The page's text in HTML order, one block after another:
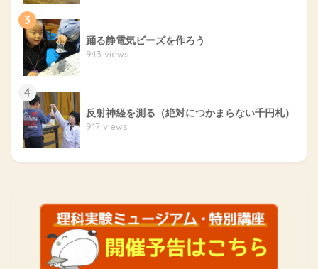
3
踊る静電気ビーズを作ろう
943 views
4
反射神経を測る（絶対につかまらない千円札）
917 views